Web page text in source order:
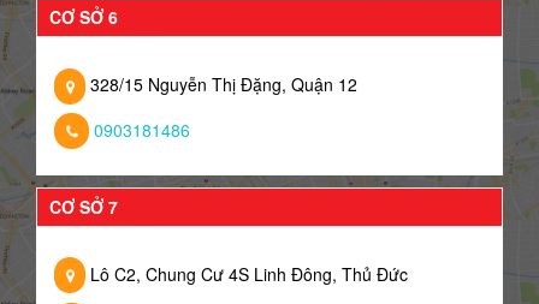
CƠ SỞ 6
328/15 Nguyễn Thị Đặng, Quận 12
0903181486
CƠ SỞ 7
Lô C2, Chung Cư 4S Linh Đông, Thủ Đức